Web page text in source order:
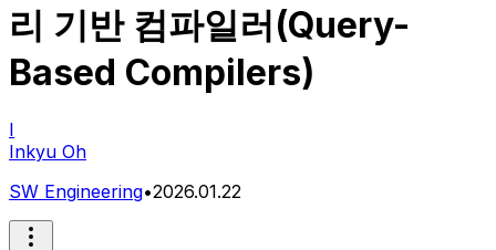
리 기반 컴파일러(Query-
Based Compilers)
I
Inkyu Oh
SW Engineering•2026.01.22